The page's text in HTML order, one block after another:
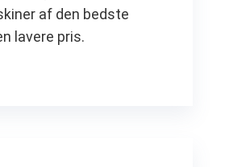
af den bedste
lavere pris.